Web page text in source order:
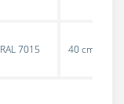
7015 40 cm